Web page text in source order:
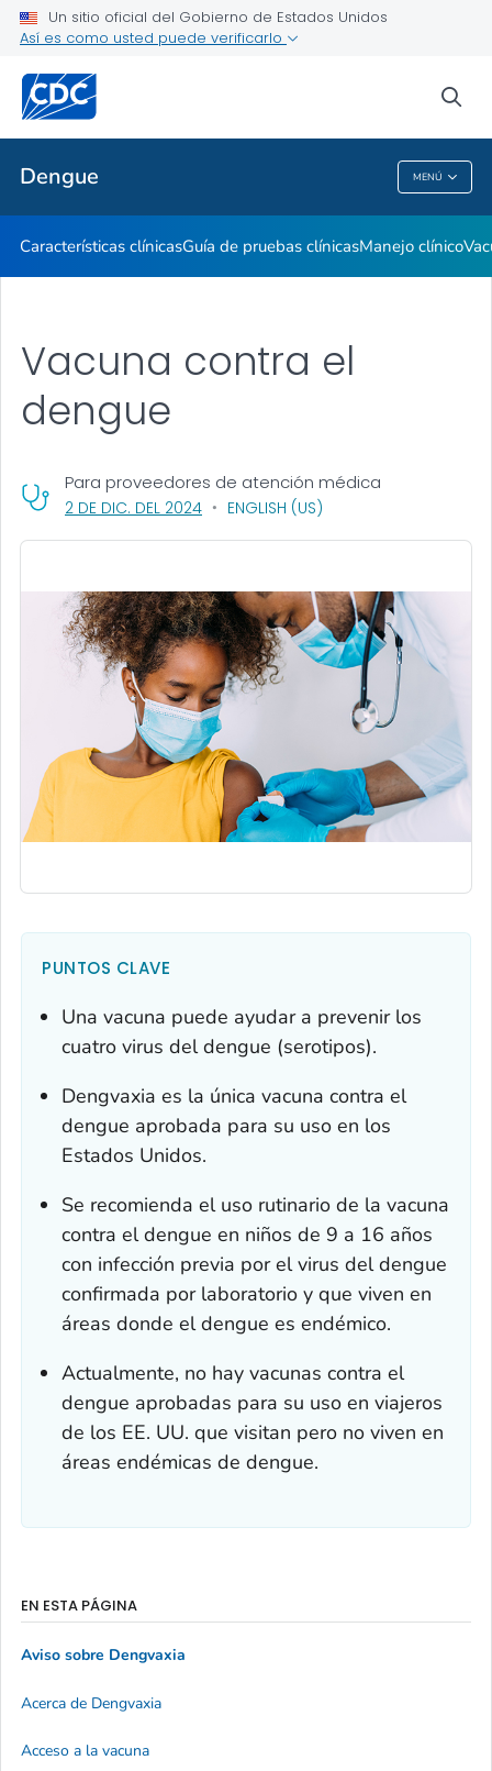
Un sitio oficial del Gobierno de Estados Unidos
Así es como usted puede verificarlo
Dengue MENÚ
Vacuna contra el dengue
Temas relacionados
Dengue
Características clínicasGuía de pruebas clínicasManejo clínico
Vacuna contra el
dengue
2 DE DIC. DEL 2024, VISIT LINK FOR DETAILS.
ENGLISH (US)
Para proveedores de atención médica
PUNTOS CLAVE
Una vacuna puede ayudar a prevenir los
cuatro virus del dengue (serotipos).
Dengvaxia es la única vacuna contra el
dengue aprobada para su uso en los
Estados Unidos.
Se recomienda el uso rutinario de la vacuna
contra el dengue en niños de 9 a 16 años
con infección previa por el virus del dengue
confirmada por laboratorio y que viven en
áreas donde el dengue es endémico.
Actualmente, no hay vacunas contra el
dengue aprobadas para su uso en viajeros
de los EE. UU. que visitan pero no viven en
áreas endémicas de dengue.
EN ESTA PÁGINA
Aviso sobre Dengvaxia
Acerca de Dengvaxia
Acceso a la vacuna